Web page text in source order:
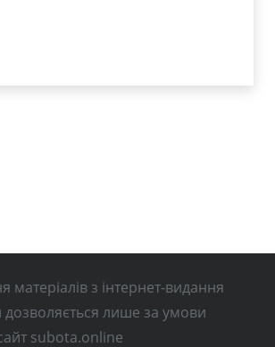
матеріалів з інтернет-видання
лише за умови
subota.online